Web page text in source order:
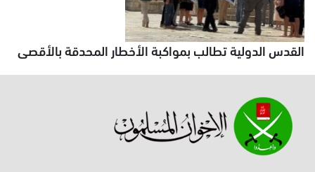
القدس الدولية تطالب بمواكبة الأخطار المحدقة بالأقصى